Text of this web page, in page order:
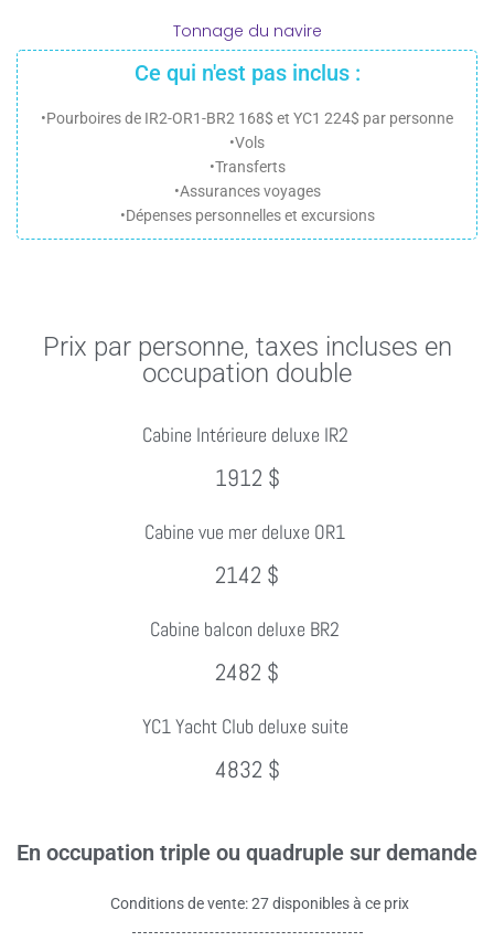
Tonnage du navire
Ce qui n'est pas inclus :
•Pourboires de IR2-OR1-BR2 168$ et YC1 224$ par personne
•Vols
•Transferts
•Assurances voyages
•Dépenses personnelles et excursions
Prix par personne, taxes incluses en
occupation double
Cabine Intérieure deluxe IR2
1912 $
Cabine vue mer deluxe OR1
2142 $
Cabine balcon deluxe BR2
2482 $
YC1 Yacht Club deluxe suite
4832 $
En occupation triple ou quadruple sur demande
Conditions de vente: 27 disponibles à ce prix